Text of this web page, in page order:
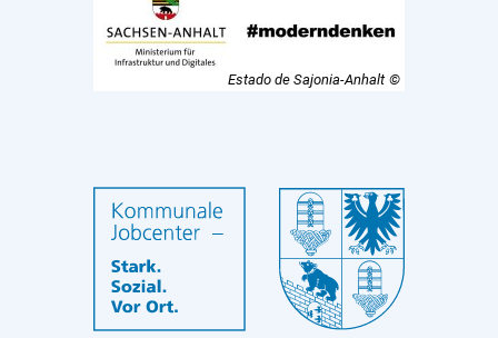
Estado de Sajonia-Anhalt